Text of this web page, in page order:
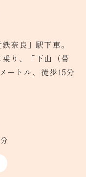
奈良」駅下車。
り、「下山（帯
ートル、徒歩15分